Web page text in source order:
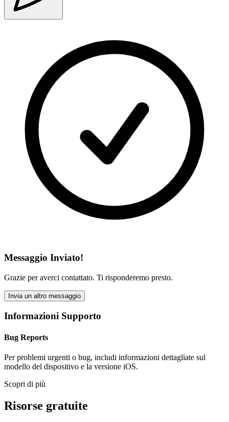
Messaggio Inviato!
Grazie per averci contattato. Ti risponderemo presto.
Invia un altro messaggio
Informazioni Supporto
Bug Reports
Per problemi urgenti o bug, includi informazioni dettagliate sul
modello del dispositivo e la versione iOS.
Scopri di più
Risorse gratuite